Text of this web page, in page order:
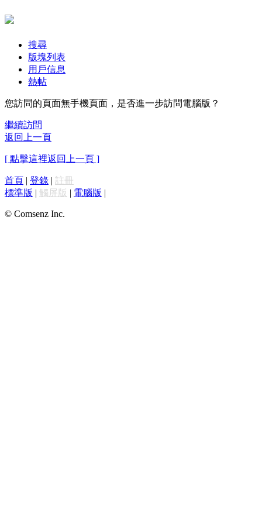
搜尋
版塊列表
用戶信息
熱帖
您訪問的頁面無手機頁面，是否進一步訪問電腦版？
繼續訪問
返回上一頁
[ 點擊這裡返回上一頁 ]
首頁 | 登錄 | 註冊
標準版 | 觸屏版 | 電腦版 |
© Comsenz Inc.